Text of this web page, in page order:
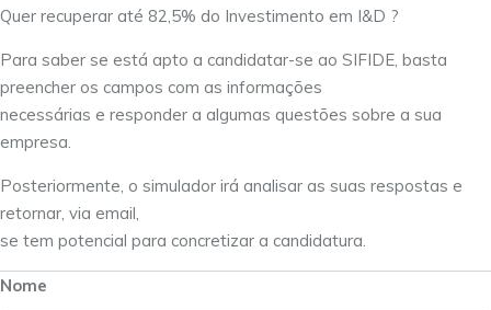
Quer recuperar até 82,5% do Investimento em I&D ?
Para saber se está apto a candidatar-se ao SIFIDE, basta
preencher os campos com as informações
necessárias e responder a algumas questões sobre a sua
empresa.
Posteriormente, o simulador irá analisar as suas respostas e
retornar, via email,
se tem potencial para concretizar a candidatura.
Nome